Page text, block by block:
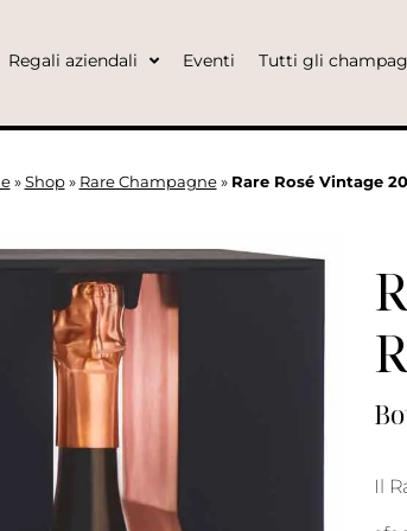
Regali aziendali Eventi Tutti gli
» Shop» Rare Champagne» Rare Rosé Vintage
Il